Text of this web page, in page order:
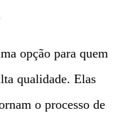
opção para quem
qualidade. Elas
o processo de